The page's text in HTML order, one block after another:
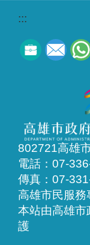
:::
802721高雄
電話：07-
傳真：07-
高雄市民服
本站由高雄市
護